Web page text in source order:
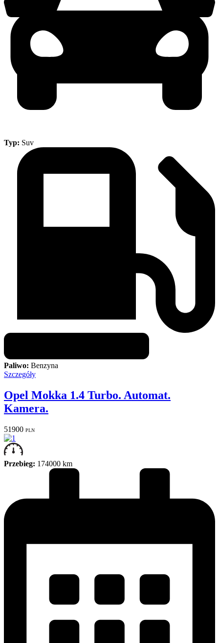
Typ: Suv
Paliwo: Benzyna
Szczegóły
Opel Mokka 1.4 Turbo. Automat.
Kamera.
51900 PLN
Przebieg: 174000 km